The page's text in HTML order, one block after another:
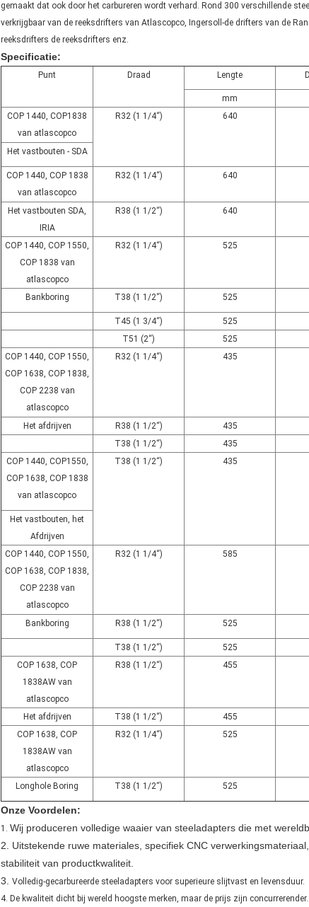
gemaakt dat ook door het carbureren wordt verhard. Rond 300 verschillende
verkrijgbaar van de reeksdrifters van Atlascopco, Ingersoll-de drifters van de
reeksdrifters de reeksdrifters enz.
Specificatie:
Punt Draad Lengte
mm
COP 1440, COP1838
van atlascopco
R32 (1 1/4“) 640
Het vastbouten - SDA
COP 1440, COP 1838
van atlascopco
R32 (1 1/4“) 640
Het vastbouten SDA,
IRIA
R38 (1 1/2“) 640
COP 1440, COP 1550,
COP 1838 van
atlascopco
R32 (1 1/4“) 525
Bankboring T38 (1 1/2“) 525
T45 (1 3/4“) 525
T51 (2“)
525
COP 1440, COP 1550,
COP 1638, COP 1838,
COP 2238 van
atlascopco
R32 (1 1/4“) 435
Het afdrijven R38 (1 1/2“) 435
T38 (1 1/2“)
435
COP 1440, COP1550,
COP 1638, COP 1838
van atlascopco
T38 (1 1/2“) 435
Het vastbouten, het
Afdrijven
COP 1440, COP 1550,
COP 1638, COP 1838,
COP 2238 van
atlascopco
R32 (1 1/4“) 585
Bankboring R38 (1 1/2“) 525
T38 (1 1/2“) 525
COP 1638, COP
1838AW van
atlascopco
R38 (1 1/2“) 455
Het afdrijven T38 (1 1/2“) 455
COP 1638, COP
1838AW van
atlascopco
R32 (1 1/4“) 525
Longhole Boring T38 (1 1/2“) 525
Onze Voordelen:
1. Wij produceren volledige waaier van steeladapters die met
2. Uitstekende ruwe materiales, specifiek CNC
stabiliteit van productkwaliteit.
3. Volledig-gecarbureerde steeladapters voor superieure slijtvast en levensduur.
4. De kwaliteit dicht bij wereld hoogste merken, maar de prijs zijn concurrerender.